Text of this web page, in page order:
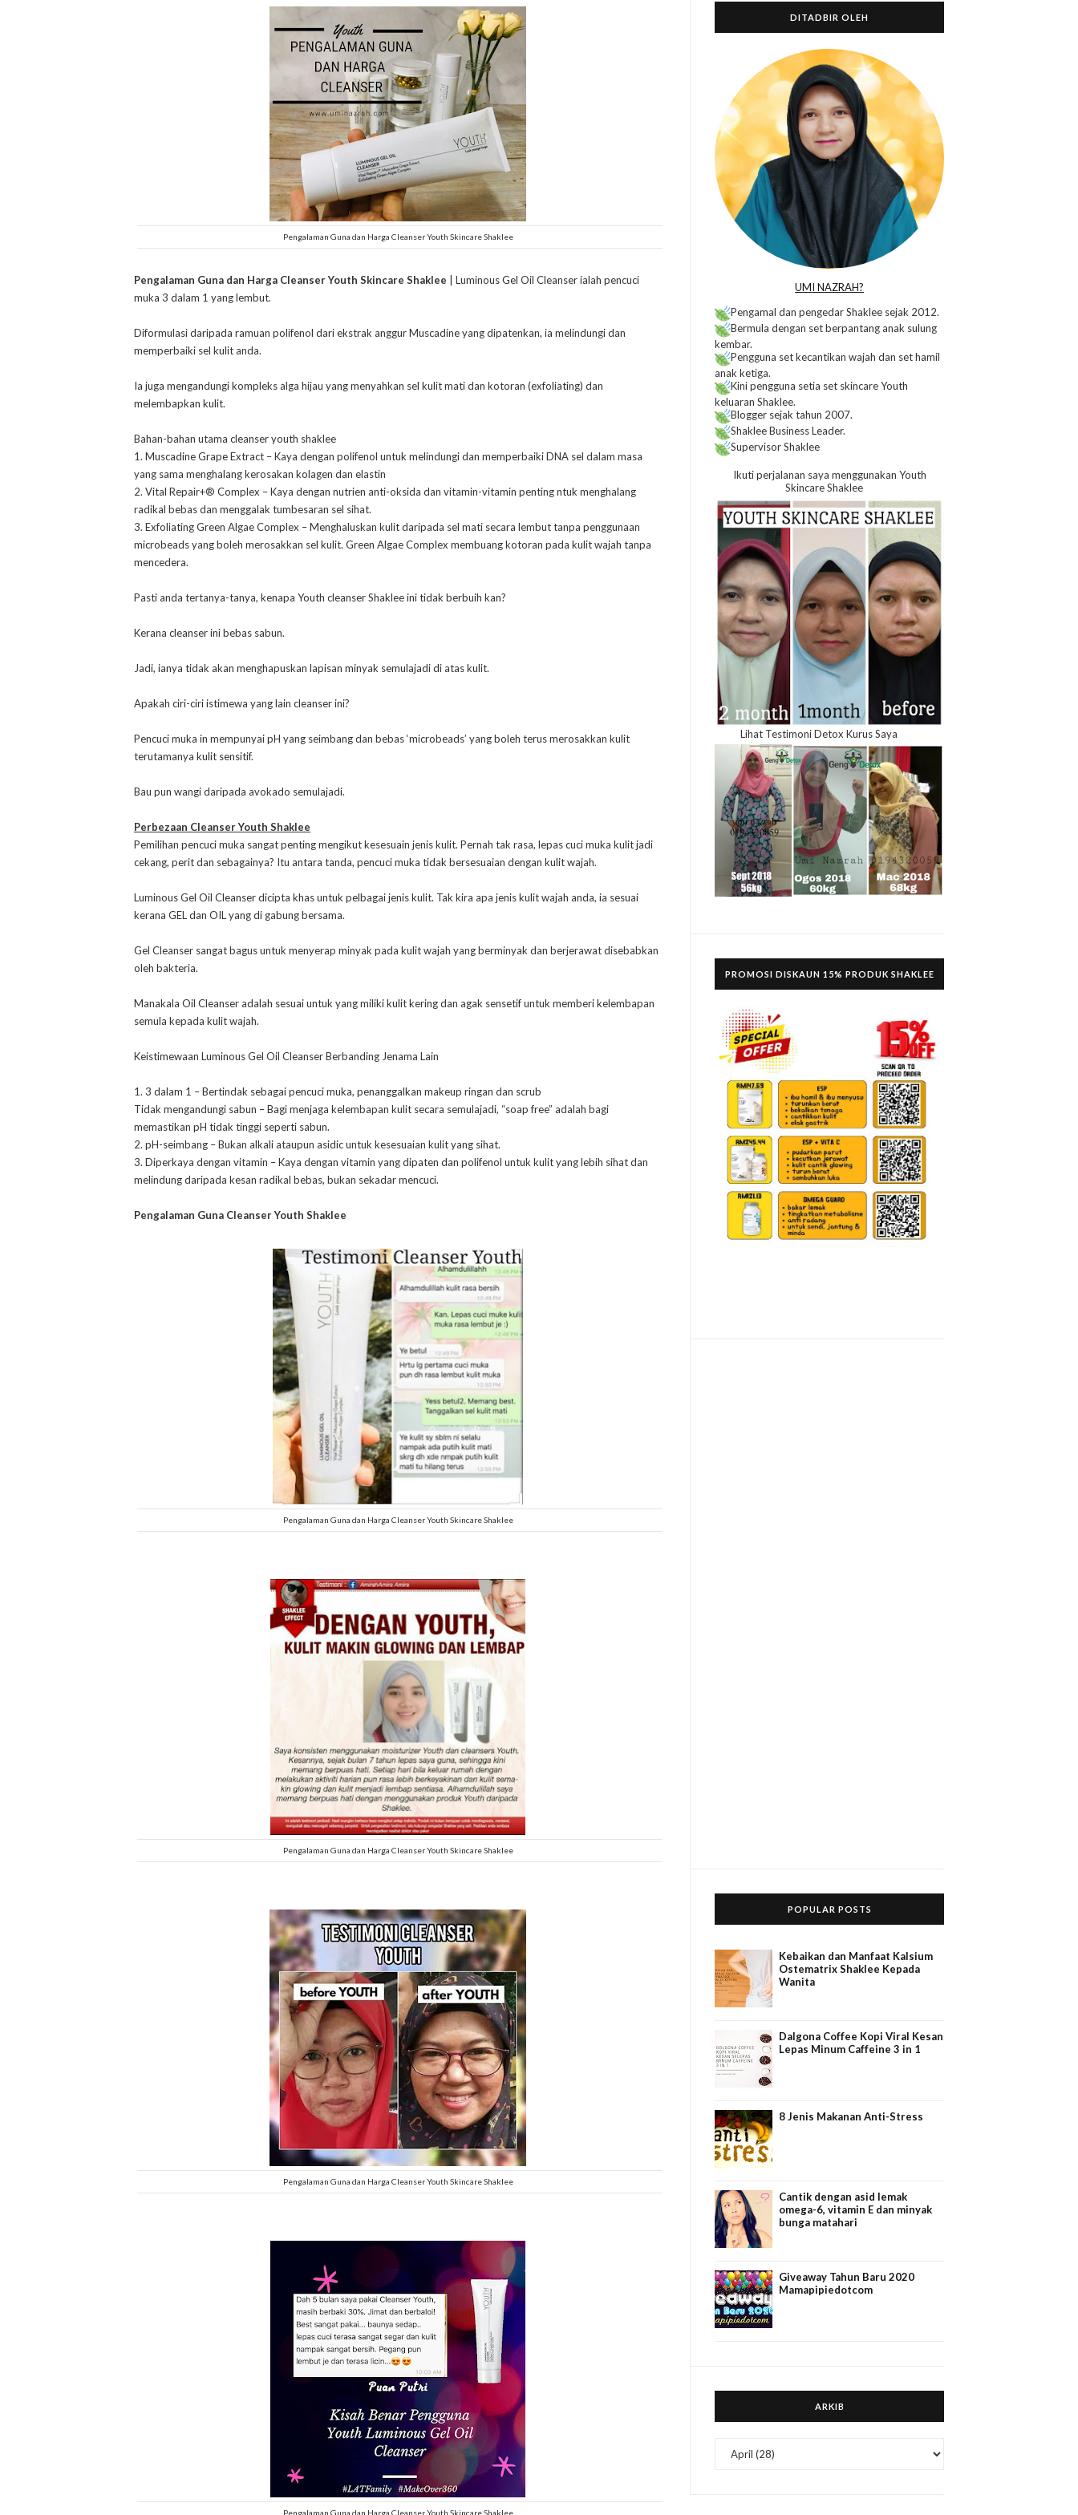
Pengalaman Guna dan Harga Cleanser Youth Skincare Shaklee
Pengalaman Guna dan Harga Cleanser Youth Skincare Shaklee | Luminous Gel Oil Cleanser ialah pencuci
muka 3 dalam 1 yang lembut.
Diformulasi daripada ramuan polifenol dari ekstrak anggur Muscadine yang dipatenkan, ia melindungi dan
memperbaiki sel kulit anda.
Ia juga mengandungi kompleks alga hijau yang menyahkan sel kulit mati dan kotoran (exfoliating) dan
melembapkan kulit.
Bahan-bahan utama cleanser youth shaklee
1. Muscadine Grape Extract – Kaya dengan polifenol untuk melindungi dan memperbaiki DNA sel dalam masa
yang sama menghalang kerosakan kolagen dan elastin
2. Vital Repair+® Complex – Kaya dengan nutrien anti-oksida dan vitamin-vitamin penting ntuk menghalang
radikal bebas dan menggalak tumbesaran sel sihat.
3. Exfoliating Green Algae Complex – Menghaluskan kulit daripada sel mati secara lembut tanpa penggunaan
microbeads yang boleh merosakkan sel kulit. Green Algae Complex membuang kotoran pada kulit wajah tanpa
mencedera.
Pasti anda tertanya-tanya, kenapa Youth cleanser Shaklee ini tidak berbuih kan?
Kerana cleanser ini bebas sabun.
Jadi, ianya tidak akan menghapuskan lapisan minyak semulajadi di atas kulit.
Apakah ciri-ciri istimewa yang lain cleanser ini?
Pencuci muka in mempunyai pH yang seimbang dan bebas ‘microbeads’ yang boleh terus merosakkan kulit
terutamanya kulit sensitif.
Bau pun wangi daripada avokado semulajadi.
Perbezaan Cleanser Youth Shaklee
Pemilihan pencuci muka sangat penting mengikut kesesuain jenis kulit. Pernah tak rasa, lepas cuci muka kulit jadi
cekang, perit dan sebagainya? Itu antara tanda, pencuci muka tidak bersesuaian dengan kulit wajah.
Luminous Gel Oil Cleanser dicipta khas untuk pelbagai jenis kulit. Tak kira apa jenis kulit wajah anda, ia sesuai
kerana GEL dan OIL yang di gabung bersama.
Gel Cleanser sangat bagus untuk menyerap minyak pada kulit wajah yang berminyak dan berjerawat disebabkan
oleh bakteria.
Manakala Oil Cleanser adalah sesuai untuk yang miliki kulit kering dan agak sensetif untuk memberi kelembapan
semula kepada kulit wajah.
Keistimewaan Luminous Gel Oil Cleanser Berbanding Jenama Lain
1. 3 dalam 1 – Bertindak sebagai pencuci muka, penanggalkan makeup ringan dan scrub
Tidak mengandungi sabun – Bagi menjaga kelembapan kulit secara semulajadi, “soap free” adalah bagi
memastikan pH tidak tinggi seperti sabun.
2. pH-seimbang – Bukan alkali ataupun asidic untuk kesesuaian kulit yang sihat.
3. Diperkaya dengan vitamin – Kaya dengan vitamin yang dipaten dan polifenol untuk kulit yang lebih sihat dan
melindung daripada kesan radikal bebas, bukan sekadar mencuci.
Pengalaman Guna Cleanser Youth Shaklee
Pengalaman Guna dan Harga Cleanser Youth Skincare Shaklee
Pengalaman Guna dan Harga Cleanser Youth Skincare Shaklee
Pengalaman Guna dan Harga Cleanser Youth Skincare Shaklee
Pengalaman Guna dan Harga Cleanser Youth Skincare Shaklee
r
DITADBIR OLEH
UMI NAZRAH?
Pengamal dan pengedar Shaklee sejak 2012.
Bermula dengan set berpantang anak sulung
kembar.
Pengguna set kecantikan wajah dan set hamil
anak ketiga.
Kini pengguna setia set skincare Youth
keluaran Shaklee.
Blogger sejak tahun 2007.
Shaklee Business Leader.
Supervisor Shaklee
Ikuti perjalanan saya menggunakan Youth
Skincare Shaklee
Lihat Testimoni Detox Kurus Saya
PROMOSI DISKAUN 15% PRODUK SHAKLEE
POPULAR POSTS
Kebaikan dan Manfaat Kalsium
Ostematrix Shaklee Kepada
Wanita
Dalgona Coffee Kopi Viral Kesan
Lepas Minum Caffeine 3 in 1
8 Jenis Makanan Anti-Stress
Cantik dengan asid lemak
omega-6, vitamin E dan minyak
bunga matahari
Giveaway Tahun Baru 2020
Mamapipiedotcom
ARKIB